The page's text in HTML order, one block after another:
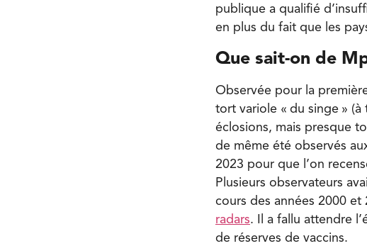
publique a qualifié
en plus du fait que les
Que sait-on de
Observée pour la
tort variole « du singe »
éclosions, mais presque
de même été observés
2023 pour que l’on
Plusieurs observateurs
cours des années 2000 et
radars. Il a fallu attendre
de réserves de vaccins.